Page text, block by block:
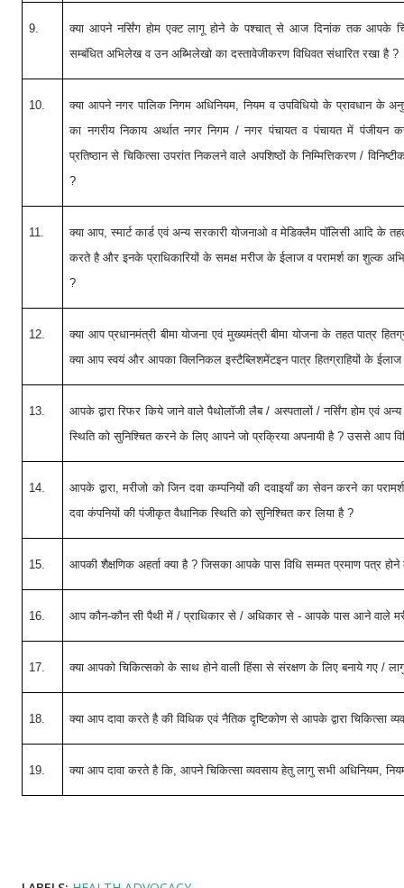
9.
क्या आपने नर्सिंग होम एक्ट लागू होने के पश्चात् से आज दिनांक तक आपके
सम्बंधित अभिलेख व उन अब्भिलेखो का दस्तावेजीकरण विधिवत संधारित रखा है ?
10.
क्या आपने नगर पालिक निगम अधिनियम, नियम व उपविधियो के प्रावधान के
का नगरीय निकाय अर्थात नगर निगम / नगर पंचायत व पंचायत में पंजीयन
प्रतिष्ठान से चिकित्सा उपरांत निकलने वाले अपशिष्ठों के निम्मित्तिकरण /
?
11.
क्या आप, स्मार्ट कार्ड एवं अन्य सरकारी योजनाओ व मेडिक्लैम पॉलिसी आदि के
करते है और इनके प्राधिकारियों के समक्ष मरीज के ईलाज व परामर्श का शुल्क
?
12.
क्या आप प्रधानमंत्री बीमा योजना एवं मुख्यमंत्री बीमा योजना के तहत पात्र
क्या आप स्वयं और आपका क्लिनिकल इस्टैब्लिशमेंटइन पात्र हितग्राहियों के
13. आपके द्वारा रिफर किये जाने वाले पैथोलॉजी लैब/ अस्पतालों / नर्सिंग होम एवं
स्थिति को सुनिश्चित करने के लिए आपने जो प्रक्रिया अपनायी है ? उससे आप
14.
आपके द्वारा, मरीजो को जिन दवा कम्पनियों की दवाइयाँ का सेवन करने का
दवा कंपनियों की पंजीकृत वैधानिक स्थिति को सुनिश्चित कर लिया है ?
15. आपकी शैक्षणिक अहर्ता क्या है ? जिसका आपके पास विधि सम्मत प्रमाण पत्र
16. आप कौन-कौन सी पैथी में / प्राधिकार से / अधिकार से - आपके पास आने वाले
17. क्या आपको चिकित्सको के साथ होने वाली हिंसा से संरक्षण के लिए बनाये गए /
18. क्या आप दावा करते है की विधिक एवं नैतिक दृष्टिकोण से आपके द्वारा चिकित्सा
19. क्या आप दावा करते है कि, आपने चिकित्सा व्यवसाय हेतु लागु सभी अधिनियम,